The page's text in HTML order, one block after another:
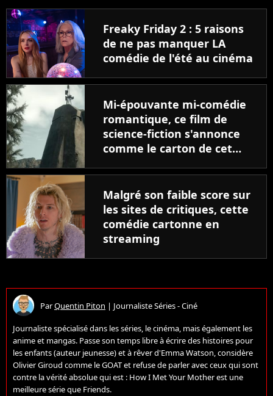
Freaky Friday 2 : 5 raisons
de ne pas manquer LA
comédie de l'été au cinéma
Mi-épouvante mi-comédie
romantique, ce film de
science-fiction s'annonce
comme le carton de cet
Malgré son faible score sur
les sites de critiques, cette
comédie cartonne en
streaming
ParQuentin Piton | Journaliste Séries - Ciné
Journaliste spécialisé dans les séries, le cinéma, mais également les
anime et mangas. Passe son temps libre à écrire des histoires pour
les enfants (auteur jeunesse) et à rêver d'Emma Watson, considère
Olivier Giroud comme le GOAT et refuse de parler avec ceux qui sont
contre la vérité absolue qui est : How I Met Your Mother est une
meilleure série que Friends.